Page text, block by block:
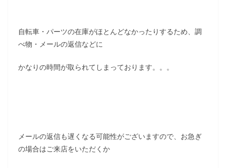
自転車・パーツの在庫がほとんどなかったりするため、調
べ物・メールの返信などに
かなりの時間が取られてしまっております。。。
メールの返信も遅くなる可能性がございますので、お急ぎ
の場合はご来店をいただくか